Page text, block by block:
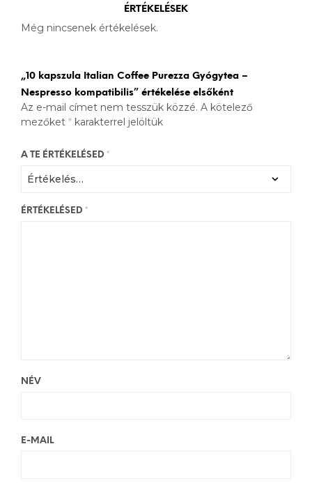
ÉRTÉKELÉSEK
Még nincsenek értékelések.
„10 kapszula Italian Coffee Purezza Gyógytea –
Nespresso kompatibilis” értékelése elsőként
Az e-mail címet nem tesszük közzé. A kötelező
mezőket * karakterrel jelöltük
A TE ÉRTÉKELÉSED *
ÉRTÉKELÉSED *
NÉV
E-MAIL